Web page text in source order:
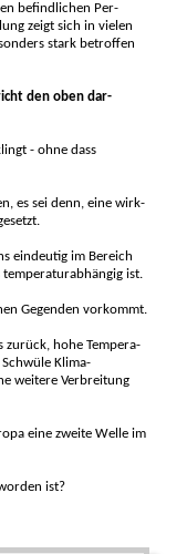
befind­lichen Per­
zeigt sich in vielen
stark be­troffen
den oben dar­
- ohne dass
es sei denn, eine wirk­
ein­deutig im Bereich
tem­peratur­abhängig ist.
Ge­genden vor­kommt.
zurück, hohe Tem­pera­
Klima­
weitere Ver­brei­tung
eine zweite Welle im
ist?